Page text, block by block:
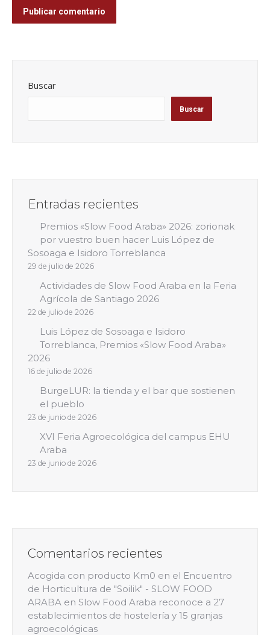
Publicar comentario
Buscar
Buscar
Entradas recientes
Premios «Slow Food Araba» 2026: zorionak
por vuestro buen hacer Luis López de
Sosoaga e Isidoro Torreblanca
29 de julio de 2026
Actividades de Slow Food Araba en la Feria
Agrícola de Santiago 2026
22 de julio de 2026
Luis López de Sosoaga e Isidoro
Torreblanca, Premios «Slow Food Araba»
2026
16 de julio de 2026
BurgeLUR: la tienda y el bar que sostienen
el pueblo
23 de junio de 2026
XVI Feria Agroecológica del campus EHU
Araba
23 de junio de 2026
Comentarios recientes
Acogida con producto Km0 en el Encuentro
de Horticultura de "Soilik" - SLOW FOOD
ARABA en Slow Food Araba reconoce a 27
establecimientos de hostelería y 15 granjas
agroecológicas